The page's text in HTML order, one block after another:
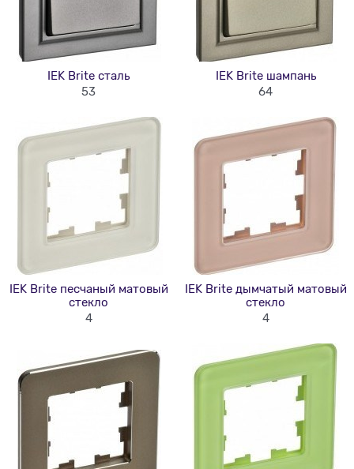
IEK Brite сталь
53
IEK Brite шампань
64
IEK Brite песчаный матовый
стекло
4
IEK Brite дымчатый матовый
стекло
4